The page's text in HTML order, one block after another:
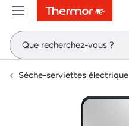
ContenuMenuRecherche
Sèche-serviettes électrique